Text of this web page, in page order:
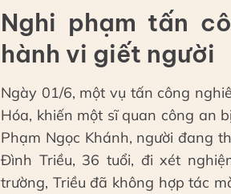
Nghi phạm tấn
hành vi giết người
Ngày 01/6, một vụ tấn công
Hóa, khiến một sĩ quan công an
Phạm Ngọc Khánh, người đang
Đình Triều, 36 tuổi, đi xét
trường, Triều đã không hợp tác